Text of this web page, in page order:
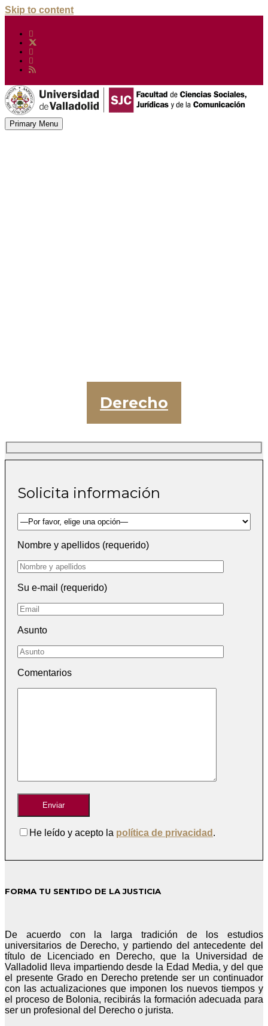
Skip to content
Primary Menu
Derecho
Solicita información
Nombre y apellidos (requerido)
Su e-mail (requerido)
Asunto
Comentarios
He leído y acepto la política de privacidad .
FORMA TU SENTIDO DE LA JUSTICIA
De acuerdo con la larga tradición de los estudios
universitarios de Derecho, y partiendo del antecedente del
título de Licenciado en Derecho, que la Universidad de
Valladolid lleva impartiendo desde la Edad Media, y del que
el presente Grado en Derecho pretende ser un continuador
con las actualizaciones que imponen los nuevos tiempos y
el proceso de Bolonia, recibirás la formación adecuada para
ser un profesional del Derecho o jurista.